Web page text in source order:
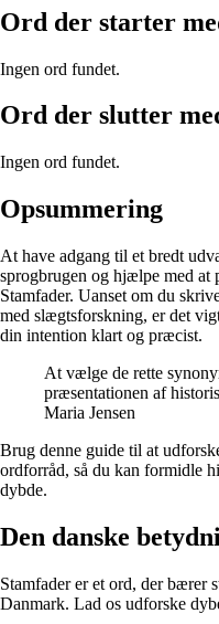
Ord der starter
Ingen ord fundet.
Ord der slutter
Ingen ord fundet.
Opsummering
At have adgang til et bredt
sprogbrugen og hjælpe med at
Stamfader. Uanset om du
med slægtsforskning, er det
din intention klart og præcist.
At vælge de rette
præsentationen af
Maria Jensen
Brug denne guide til at
ordforråd, så du kan formidle
dybde.
Den danske
Stamfader er et ord, der bærer
Danmark. Lad os udforske